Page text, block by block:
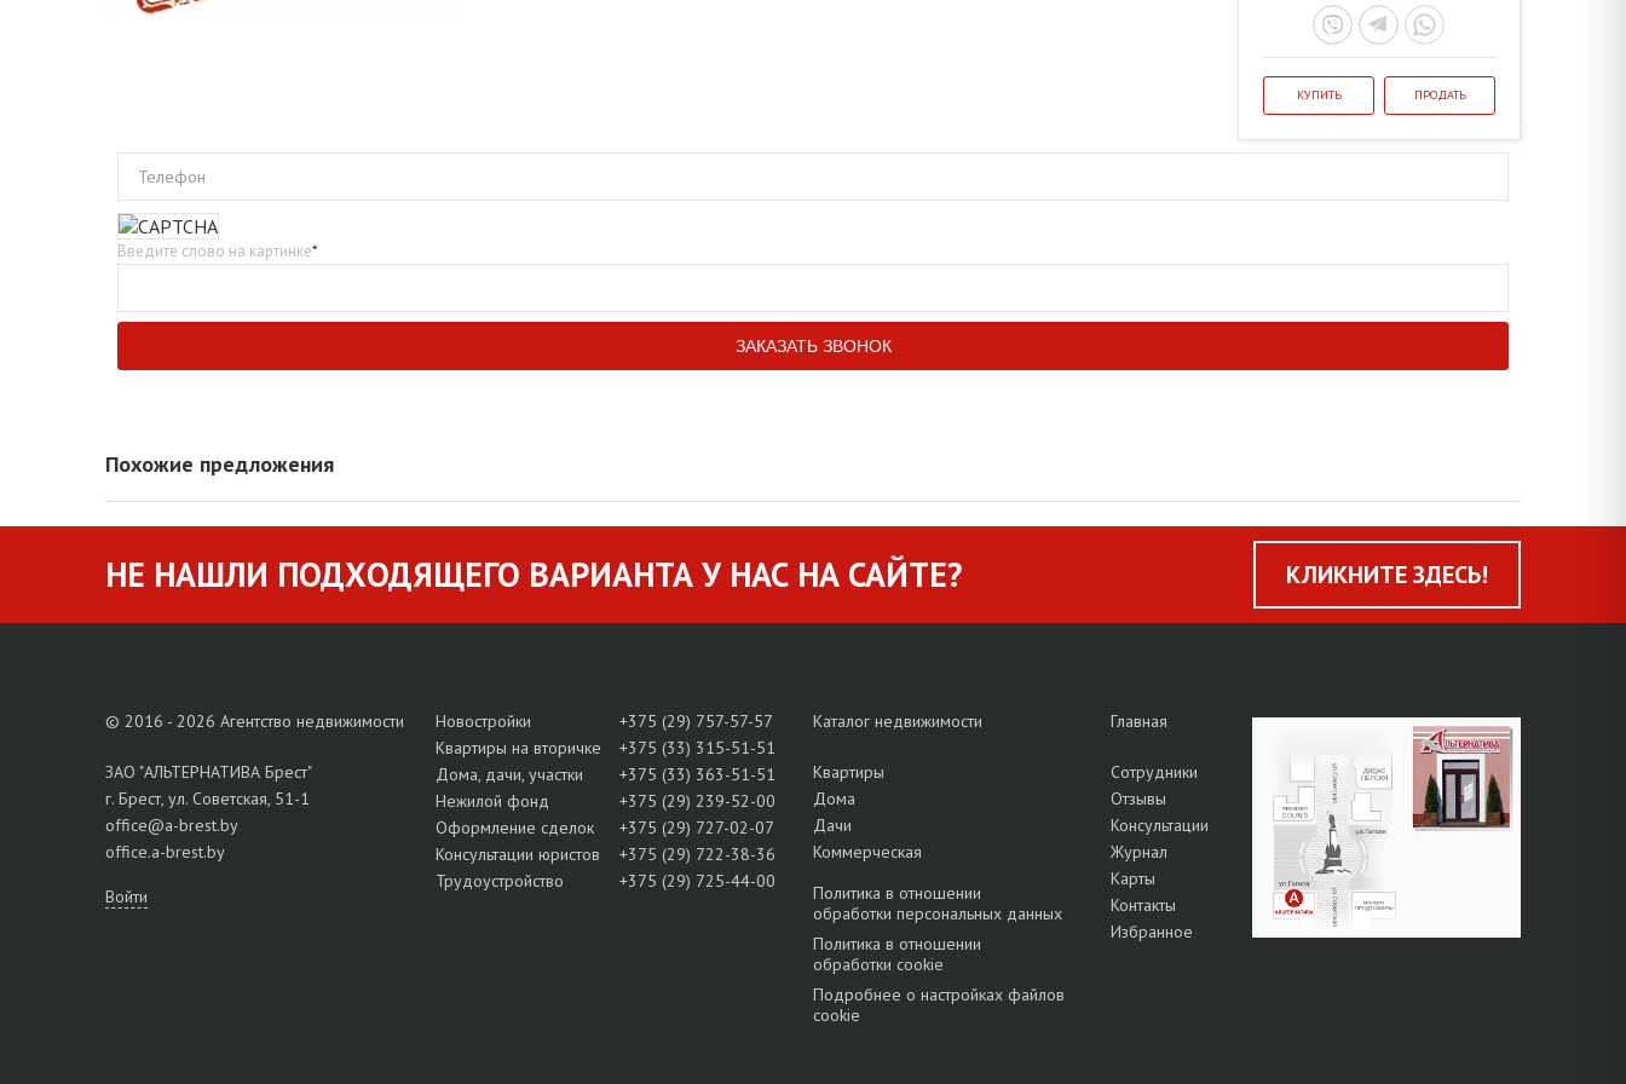
КУПИТЬ ПРОДАТЬ
Телефон
Введите слово на картинке*
Похожие предложения
НЕ НАШЛИ ПОДХОДЯЩЕГО ВАРИАНТА У НАС НА САЙТЕ? КЛИКНИТЕ ЗДЕСЬ!
© 2016 - 2026 Агентство недвижимости
ЗАО "АЛЬТЕРНАТИВА Брест"
г. Брест, ул. Советская, 51-1
office@a-brest.by
office.a-brest.by
Войти
Новостройки
+375 (29) 757-57-57
Квартиры на вторичке
+375 (33) 315-51-51
Дома, дачи, участки
+375 (33) 363-51-51
Нежилой фонд
+375 (29) 239-52-00
Оформление сделок
+375 (29) 727-02-07
Консультации юристов
+375 (29) 722-38-36
Трудоустройство
+375 (29) 725-44-00
Каталог недвижимости
Квартиры
Дома
Дачи
Коммерческая
Политика в отношении
обработки персональных данных
Политика в отношении
обработки cookie
Подробнее о настройках файлов
cookie
Главная
Сотрудники
Отзывы
Консультации
Журнал
Карты
Контакты
Избранное